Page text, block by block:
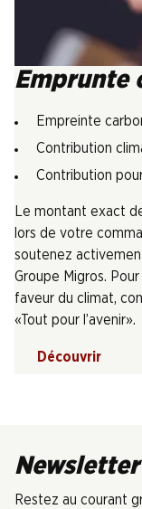
Emprunte
Empreinte
Contribution
Contribution
Le montant exact
lors de votre
soutenez
Groupe Migros.
faveur du climat,
«Tout pour l’avenir».
Découvrir
Newsletter
Restez au courant